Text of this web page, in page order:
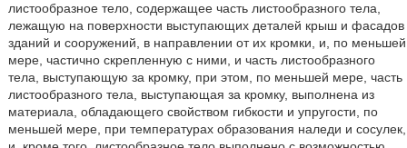
листообразное тело, содержащее часть листообразного тела,
лежащую на поверхности выступающих деталей крыш и фасадов
зданий и сооружений, в направлении от их кромки, и, по меньшей
мере, частично скрепленную с ними, и часть листообразного
тела, выступающую за кромку, при этом, по меньшей мере, часть
листообразного тела, выступающая за кромку, выполнена из
материала, обладающего свойством гибкости и упругости, по
меньшей мере, при температурах образования наледи и сосулек,